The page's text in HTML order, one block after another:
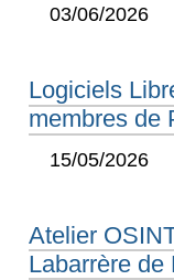
03/06/2026
Logiciels
membres de
15/05/2026
Atelier
Labarrère de